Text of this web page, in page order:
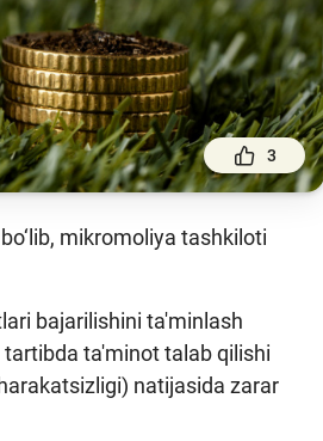
3
mikromoliya tashkiloti
bajarilishini ta'minlash
ta'minot talab qilishi
natijasida zarar